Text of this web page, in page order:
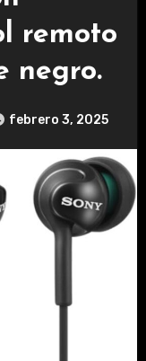
remoto
negro.
febrero 3, 2025